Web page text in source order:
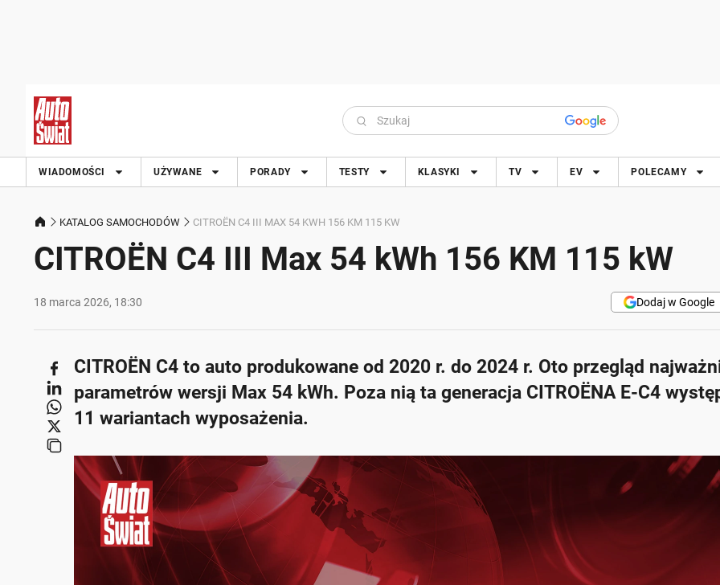
WIADOMOŚCI UŻYWANE PORADY TESTY KLASYKI TV EV POLECAMY
KATALOG SAMOCHODÓW CITROËN C4 III MAX 54 KWH 156 KM 115 KW
CITROËN C4 III Max 54 kWh 156 KM 115 kW
18 marca 2026, 18:30 Dodaj w Google
CITROËN C4 to auto produkowane od 2020 r. do 2024 r. Oto przegląd
parametrów wersji Max 54 kWh. Poza nią ta generacja CITROËNA E-C4
11 wariantach wyposażenia.